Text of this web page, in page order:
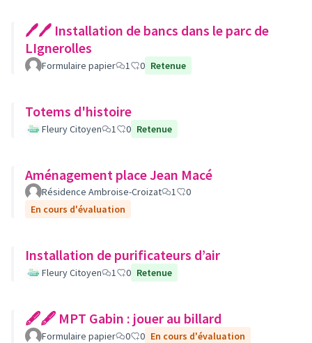
🖊🖊 Installation de bancs dans le parc de
LIgnerolles
Formulaire papier 1 0 Retenue
Totems d'histoire
Fleury Citoyen 1 0 Retenue
Aménagement place Jean Macé
Résidence Ambroise-Croizat 1
0
En cours d'évaluation
Installation de purificateurs d’air
Fleury Citoyen 1 0 Retenue
🖋🖋 MPT Gabin : jouer au billard
Formulaire papier 0 0 En cours d'évaluation